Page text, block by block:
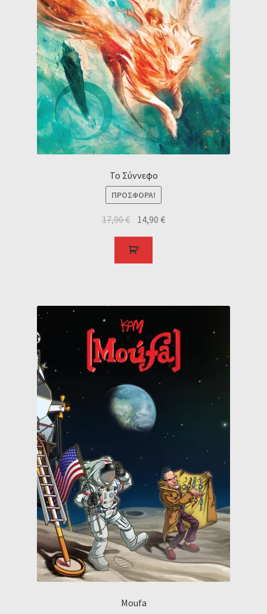
Το Σύννεφο
ΠΡΟΣΦΟΡΆ!
17,90€ 14,90€
Moufa